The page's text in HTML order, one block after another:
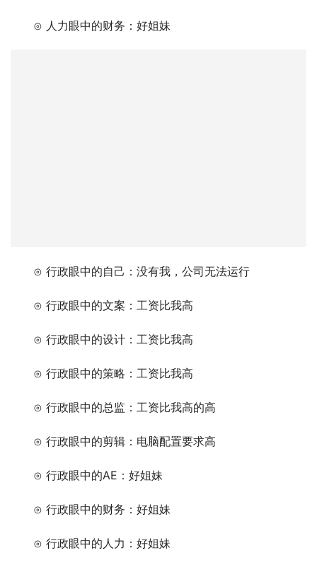
⊙ 人力眼中的财务：好姐妹
⊙ 行政眼中的文案：工资比我高
⊙ 行政眼中的设计：工资比我高
⊙ 行政眼中的策略：工资比我高
⊙ 行政眼中的总监：工资比我高的高
⊙ 行政眼中的剪辑：电脑配置要求高
⊙ 行政眼中的AE：好姐妹
⊙ 行政眼中的财务：好姐妹
⊙ 行政眼中的人力：好姐妹
作者 | kuang13